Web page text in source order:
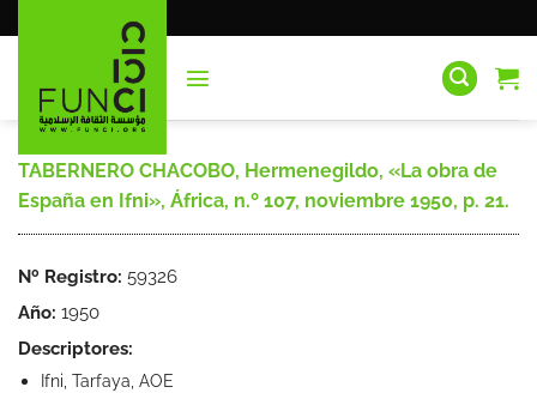
al
TABERNERO CHACOBO, Hermenegildo, «La obra de
España en Ifni», África, n.º 107, noviembre 1950, p. 21.
Nº Registro: 59326
Año: 1950
Descriptores:
Ifni, Tarfaya, AOE